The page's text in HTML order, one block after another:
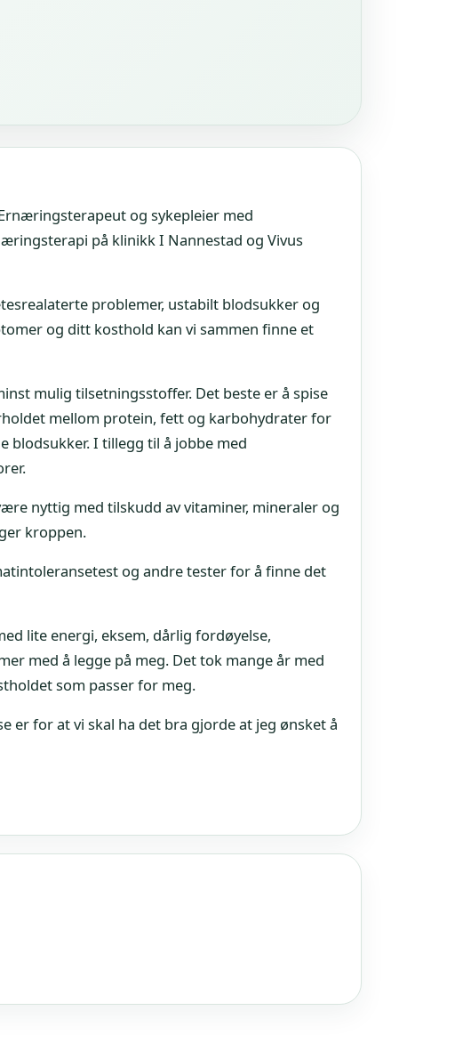
og sykepleier med
på klinikk I Nannestad og Vivus
problemer, ustabilt blodsukker og
og ditt kosthold kan vi sammen finne et
mulig tilsetningsstoffer. Det beste er å spise
mellom protein, fett og karbohydrater for
blodsukker. I tillegg til å jobbe med
nyttig med tilskudd av vitaminer, mineraler og
kroppen.
og andre tester for å finne det
lite energi, eksem, dårlig fordøyelse,
med å legge på meg. Det tok mange år med
som passer for meg.
er for at vi skal ha det bra gjorde at jeg ønsket å